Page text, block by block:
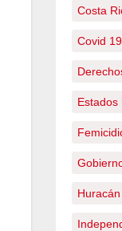
Costa
Covid 19
Estados